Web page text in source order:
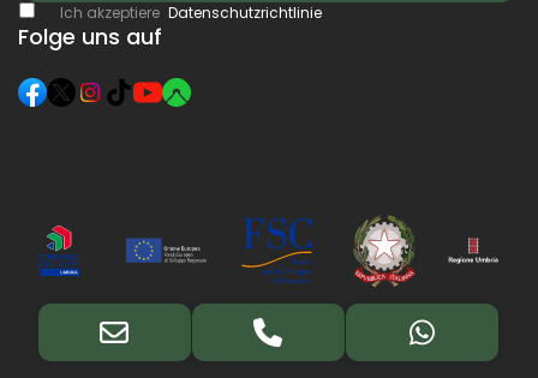
Ich akzeptiere Datenschutzrichtlinie
Folge uns auf